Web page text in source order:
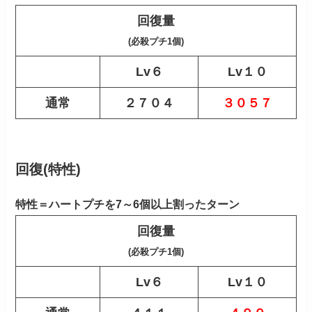
回復量
(必殺プチ1個)
Lv６ Lv１０
通常 ２７０４ ３０５７
回復(特性)
特性＝ハートプチを7～6個以上割ったターン
回復量
(必殺プチ1個)
Lv６ Lv１０